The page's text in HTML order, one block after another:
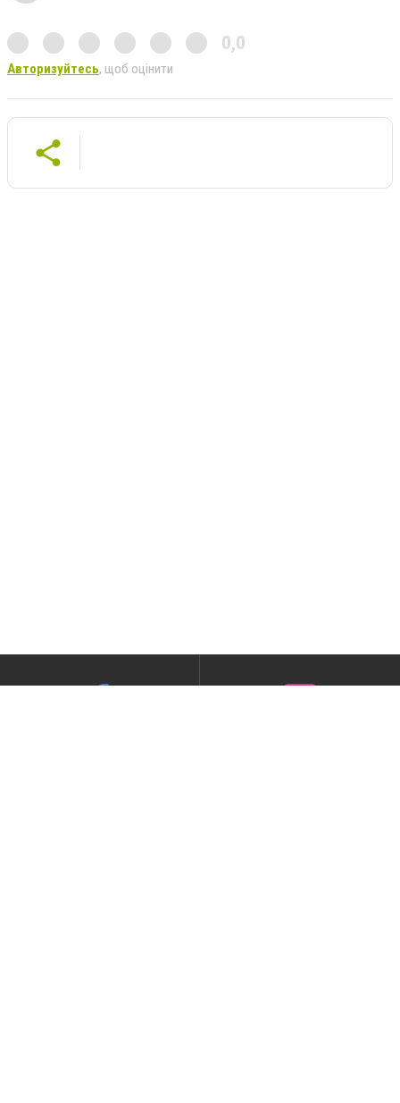
0,0
Авторизуйтесь, щоб оцінити